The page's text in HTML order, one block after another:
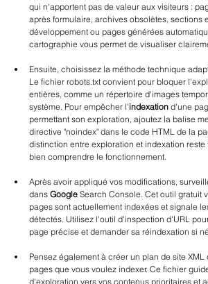
qui n'apportent pas de valeur aux visiteurs :
après formulaire, archives obsolètes, sections
développement ou pages générées
cartographie vous permet de visualiser
Ensuite, choisissez la méthode technique
Le fichier robots.txt convient pour bloquer
entières, comme un répertoire d'images
système. Pour empêcher l'indexation d'une
permettant son exploration, ajoutez la balise
directive "noindex" dans le code HTML de la
distinction entre exploration et indexation
bien comprendre le fonctionnement.
Après avoir appliqué vos modifications,
dans Google Search Console. Cet outil gratuit
pages sont actuellement indexées et signale
détectés. Utilisez l'outil d'inspection d'URL
page précise et demander sa réindexation si
Pensez également à créer un plan de site
pages que vous voulez indexer. Ce fichier
d'exploration vers vos contenus prioritaires et